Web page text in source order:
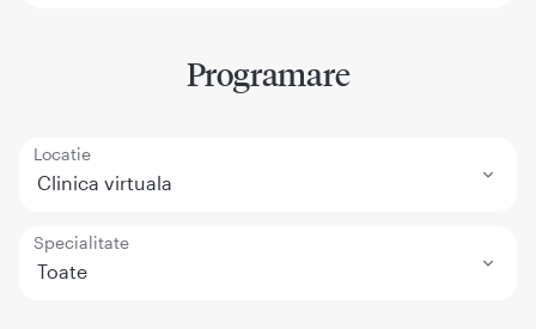
Programare
Locatie
Clinica virtuala
Specialitate
Toate